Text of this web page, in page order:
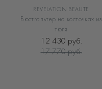
REVELATION BEAUTE
Бюстгальтер на косточках из
тюля
12 430 руб.
17 770 руб.